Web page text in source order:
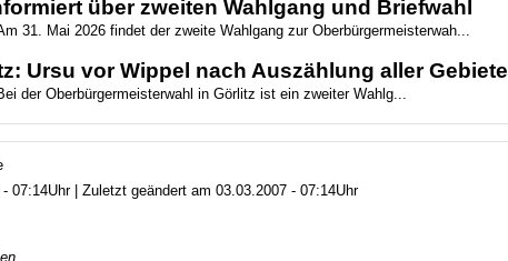
über zweiten Wahlgang und Briefwahl
31. Mai 2026 findet der zweite Wahlgang zur Oberbürgermeisterwah...
Ursu vor Wippel nach Auszählung aller Gebiete
der Oberbürgermeisterwahl in Görlitz ist ein zweiter Wahlg...
07:14Uhr | Zuletzt geändert am 03.03.2007 - 07:14Uhr